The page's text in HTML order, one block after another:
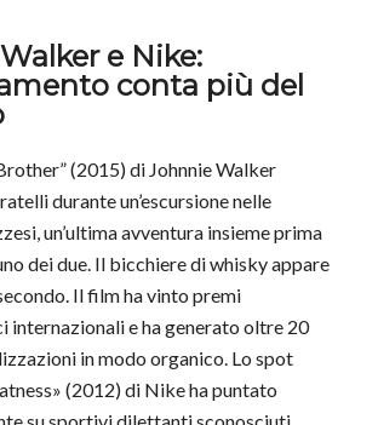
e Nike:
conta più del
(2015) di Johnnie Walker
durante un’escursione nelle
un’ultima avventura insieme prima
dei due. Il bicchiere di whisky appare
Il film ha vinto premi
internazionali e ha generato oltre 20
in modo organico. Lo spot
(2012) di Nike ha puntato